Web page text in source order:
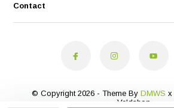
Contact
© Copyright 2026 - Theme By DMWS x
Veldshop